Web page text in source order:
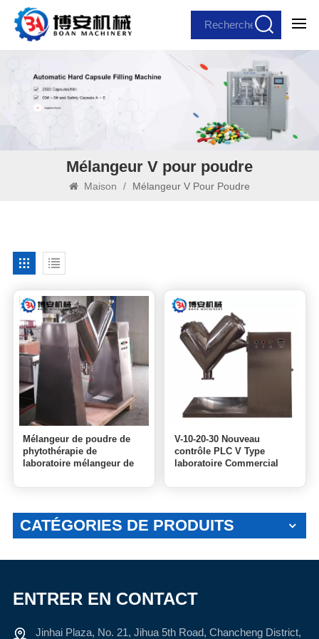
Mélangeur V pour poudre
Maison / Mélangeur V Pour Poudre
Mélangeur de poudre de
phytothérapie de
laboratoire mélangeur de
Compact 50 kg 100 kg 200
V-10-20-30 Nouveau
contrôle PLC V Type
laboratoire Commercial
sèche VH mélangeur
CATÉGORIES DE PRODUITS
ENTRER EN CONTACT
Jinhai Plaza, No. 21, Jihua 5th Road, Chancheng District,